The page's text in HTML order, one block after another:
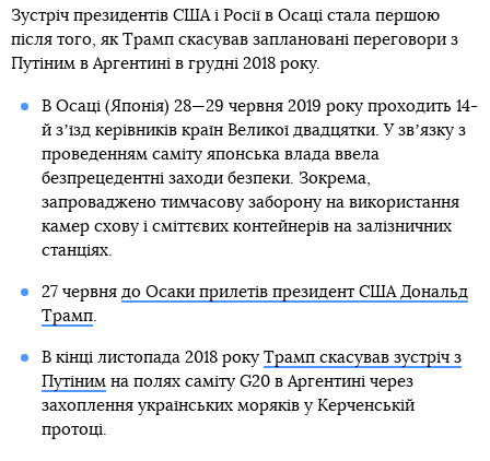
Зустріч президентів США і Росії в Осаці стала першою
після того, як Трамп скасував заплановані переговори з
Путіним в Аргентині в грудні 2018 року.
В Осаці (Японія) 28—29 червня 2019 року проходить 14-
й зʼїзд керівників країн Великої двадцятки. У звʼязку з
проведенням саміту японська влада ввела
безпрецедентні заходи безпеки. Зокрема,
запроваджено тимчасову заборону на використання
камер схову і сміттєвих контейнерів на залізничних
станціях.
27 червня до Осаки прилетів президент США Дональд
Трамп.
В кінці листопада 2018 року Трамп скасував зустріч з
Путіним на полях саміту G20 в Аргентині через
захоплення українських моряків у Керченській
протоці.